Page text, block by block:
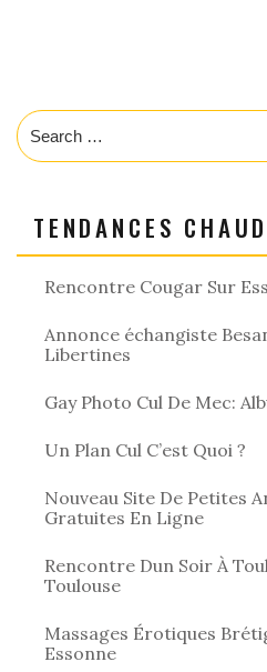
Search
for:
TENDANCES
Rencontre Cougar Sur
Annonce échangiste
Libertines
Gay Photo Cul De Mec:
Un Plan Cul C’est Quoi ?
Nouveau Site De Petites
Gratuites En Ligne
Rencontre Dun Soir À
Toulouse
Massages Érotiques
Essonne